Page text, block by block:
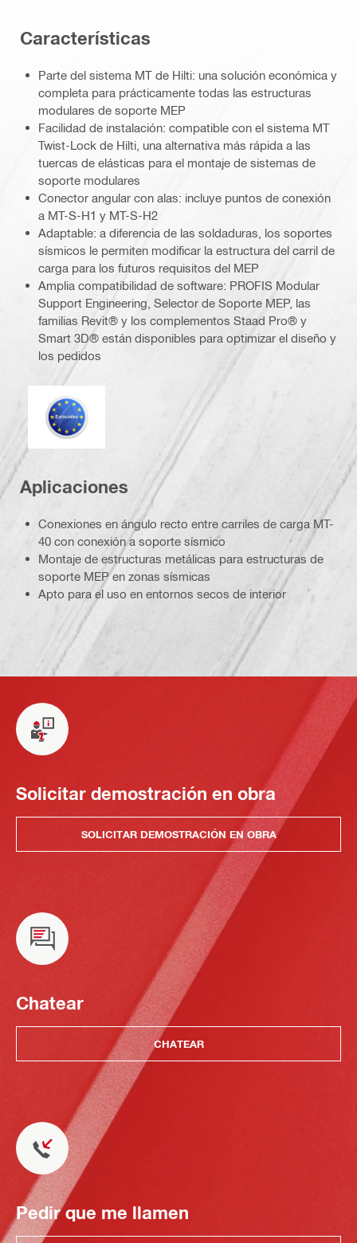
Características
Parte del sistema MT de Hilti: una solución económica y
completa para prácticamente todas las estructuras
modulares de soporte MEP
Facilidad de instalación: compatible con el sistema MT
Twist-Lock de Hilti, una alternativa más rápida a las
tuercas de elásticas para el montaje de sistemas de
soporte modulares
Conector angular con alas: incluye puntos de conexión
a MT-S-H1 y MT-S-H2
Adaptable: a diferencia de las soldaduras, los soportes
sísmicos le permiten modificar la estructura del carril de
carga para los futuros requisitos del MEP
Amplia compatibilidad de software: PROFIS Modular
Support Engineering, Selector de Soporte MEP, las
familias Revit® y los complementos Staad Pro® y
Smart 3D® están disponibles para optimizar el diseño y
los pedidos
Eurocódigo
Aplicaciones
Conexiones en ángulo recto entre carriles de carga MT-
40 con conexión a soporte sísmico
Montaje de estructuras metálicas para estructuras de
soporte MEP en zonas sísmicas
Apto para el uso en entornos secos de interior
Solicitar demostración en obra
SOLICITAR DEMOSTRACIÓN EN OBRA
Chatear
CHATEAR
Pedir que me llamen